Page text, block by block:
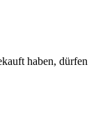
haben, dürfen